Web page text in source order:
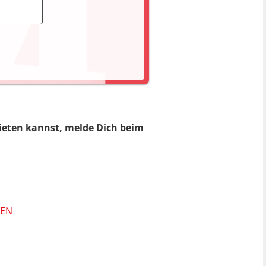
kannst, melde Dich beim